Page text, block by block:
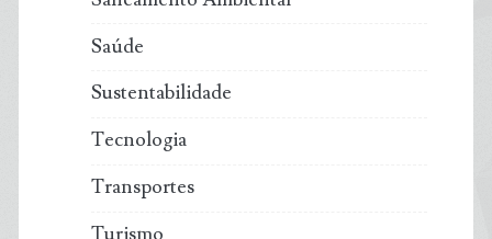
Saúde
Sustentabilidade
Tecnologia
Transportes